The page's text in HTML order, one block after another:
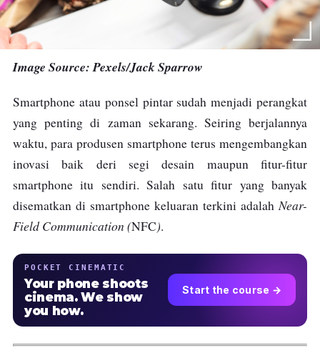
Image Source: Pexels/Jack Sparrow
Smartphone atau ponsel pintar sudah menjadi perangkat
yang penting di zaman sekarang. Seiring berjalannya
waktu, para produsen smartphone terus mengembangkan
inovasi baik deri segi desain maupun fitur-fitur
smartphone itu sendiri. Salah satu fitur yang banyak
disematkan di smartphone keluaran terkini adalahNear-
Field Communication (NFC).
POCKET CINEMATIC
Your phone shoots
cinema. We show
you how.
Start the course →